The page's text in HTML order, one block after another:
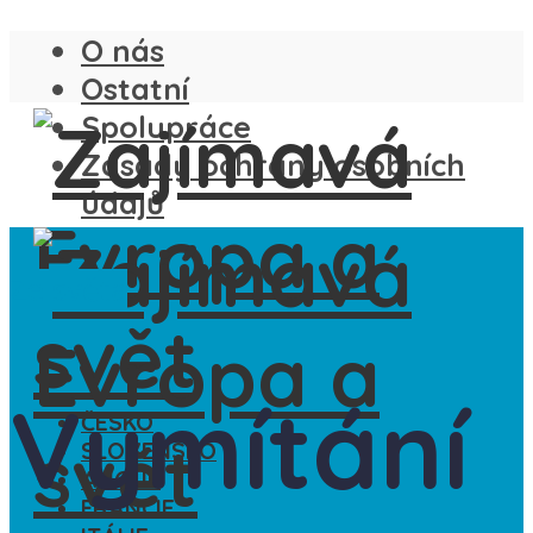
O nás
Ostatní
Spolupráce
Zásady ochrany osobních
údajů
ČESKO
SLOVENSKO
ANGLIE
FRANCIE
Vymítání